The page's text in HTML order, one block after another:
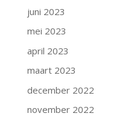
juni 2023
mei 2023
april 2023
maart 2023
december 2022
november 2022